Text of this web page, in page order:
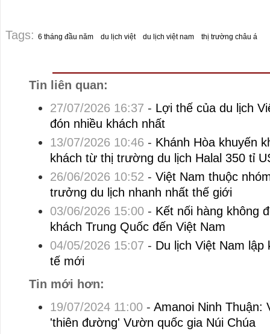
Tags: 6 tháng đầu năm du lịch việt du lịch việt nam thị trường châu á
Tin liên quan:
27/07/2026 16:37 - Lợi thế của du lịch
đón nhiều khách nhất
13/07/2026 10:46 - Khánh Hòa khuyến
khách từ thị trường du lịch Halal 350 tỉ
26/06/2026 10:52 - Việt Nam thuộc
trưởng du lịch nhanh nhất thế giới
03/06/2026 15:00- Kết nối hàng không
khách Trung Quốc đến Việt Nam
04/05/2026 15:07 - Du lịch Việt Nam lập
tế mới
Tin mới hơn:
19/07/2024 11:00- Amanoi Ninh Thuận:
'thiên đường' Vườn quốc gia Núi Chúa